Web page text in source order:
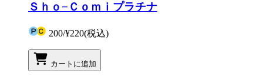
Ｓｈｏ−Ｃｏｍｉプラチナ
200/¥220(税込)
カートに追加